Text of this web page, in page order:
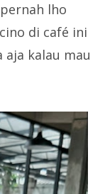
lho
di café ini
aja kalau mau